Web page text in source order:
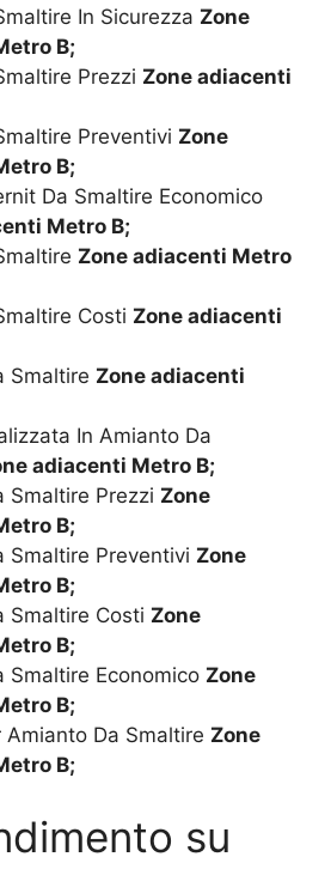
In Sicurezza Zone
B;
Prezzi Zone adiacenti
Preventivi Zone
B;
Da Smaltire Economico
Metro B;
Zone adiacenti Metro
Costi Zone adiacenti
Smaltire Zone adiacenti
In Amianto Da
adiacenti Metro B;
Smaltire Prezzi Zone
B;
Smaltire Preventivi Zone
B;
Smaltire Costi Zone
B;
Smaltire Economico Zone
B;
Amianto Da Smaltire Zone
B;
su